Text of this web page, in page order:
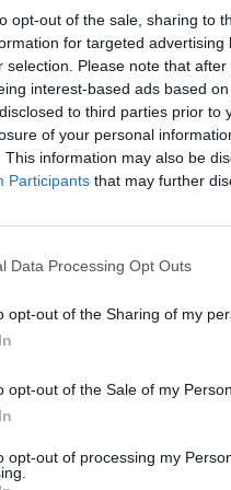
opt-out of the sale, sharing to
for targeted
selection. Please note that
interest-based ads based
to third parties prior
of your personal
This information may also be
Participants that may further
Data Processing Opt Outs
opt-out of the Sharing of my
opt-out of the Sale of my
opt-out of processing my
🎯 Τι θα κάνεις:
✔️ Ηγείσαι της ομάδας
✔️ Προσφέρεις κορυφαία
✔️ Διαχειρίζεσαι
✔️ Εκπαιδεύεις και
✔️ Παρακολουθείς τη
✅ Εμπειρία 2+ ετών
✅ Ηγετικές ικανότητες
✅ Ομαδικό πνεύμα,